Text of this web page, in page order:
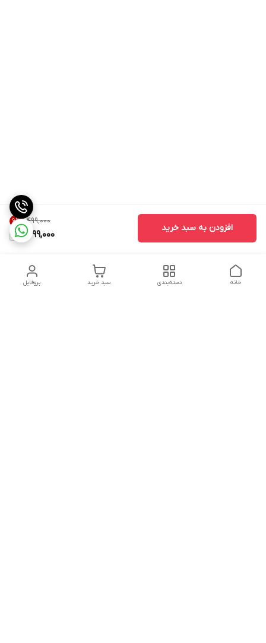
۱٬۴۹۹٬۰۰۰ 6%
1,399,000
افزودن به سبد خرید
پروفایل سبد خرید دسته‌بندی خانه